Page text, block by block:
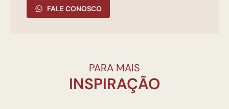
FALE CONOSCO
PARA MAIS
INSPIRAÇÃO